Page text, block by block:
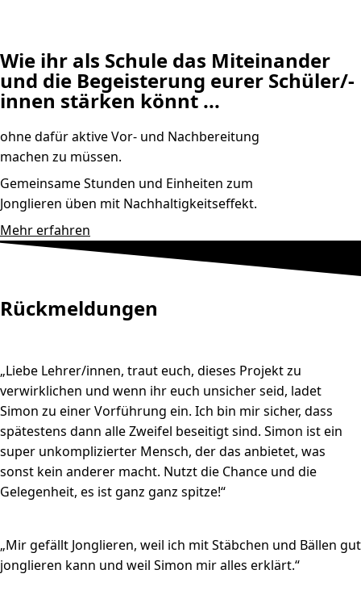
Wie ihr als Schule das Miteinander
und die Begeisterung eurer Schüler/-
innen stärken könnt ...
ohne dafür aktive Vor- und Nachbereitung
machen zu müssen.
Gemeinsame Stunden und Einheiten zum
Jonglieren üben mit Nachhaltigkeitseffekt.
Mehr erfahren
Rückmeldungen
„Liebe Lehrer/innen, traut euch, dieses Projekt zu
verwirklichen und wenn ihr euch unsicher seid, ladet
Simon zu einer Vorführung ein. Ich bin mir sicher, dass
spätestens dann alle Zweifel beseitigt sind. Simon ist ein
super unkomplizierter Mensch, der das anbietet, was
sonst kein anderer macht. Nutzt die Chance und die
Gelegenheit, es ist ganz ganz spitze!“
„Mir gefällt Jonglieren, weil ich mit Stäbchen und Bällen gut
jonglieren kann und weil Simon mir alles erklärt.“